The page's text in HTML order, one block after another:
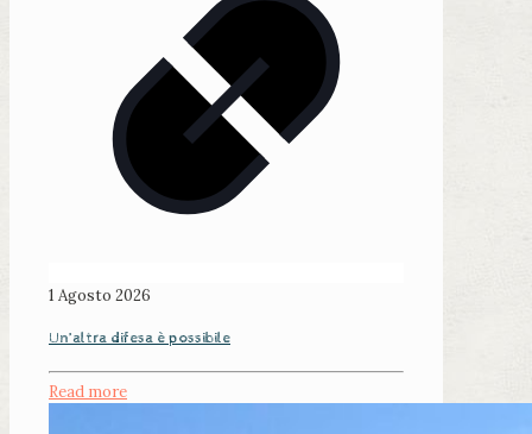
1 Agosto 2026
Un’altra difesa è possibile
Read more